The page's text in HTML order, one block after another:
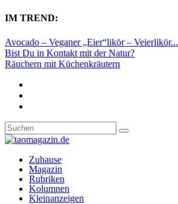
IM TREND:
Avocado – Veganer „Eier“likör – Veierlikör...
Bist Du in Kontakt mit der Natur?
Räuchern mit Küchenkräutern
Zuhause
Magazin
Rubriken
Kolumnen
Kleinanzeigen